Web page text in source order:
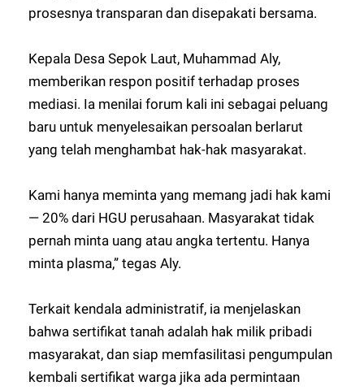
prosesnya transparan dan disepakati bersama.
Kepala Desa Sepok Laut, Muhammad Aly,
memberikan respon positif terhadap proses
mediasi. Ia menilai forum kali ini sebagai peluang
baru untuk menyelesaikan persoalan berlarut
yang telah menghambat hak-hak masyarakat.
Kami hanya meminta yang memang jadi hak kami
— 20% dari HGU perusahaan. Masyarakat tidak
pernah minta uang atau angka tertentu. Hanya
minta plasma,” tegas Aly.
Terkait kendala administratif, ia menjelaskan
bahwa sertifikat tanah adalah hak milik pribadi
masyarakat, dan siap memfasilitasi pengumpulan
kembali sertifikat warga jika ada permintaan